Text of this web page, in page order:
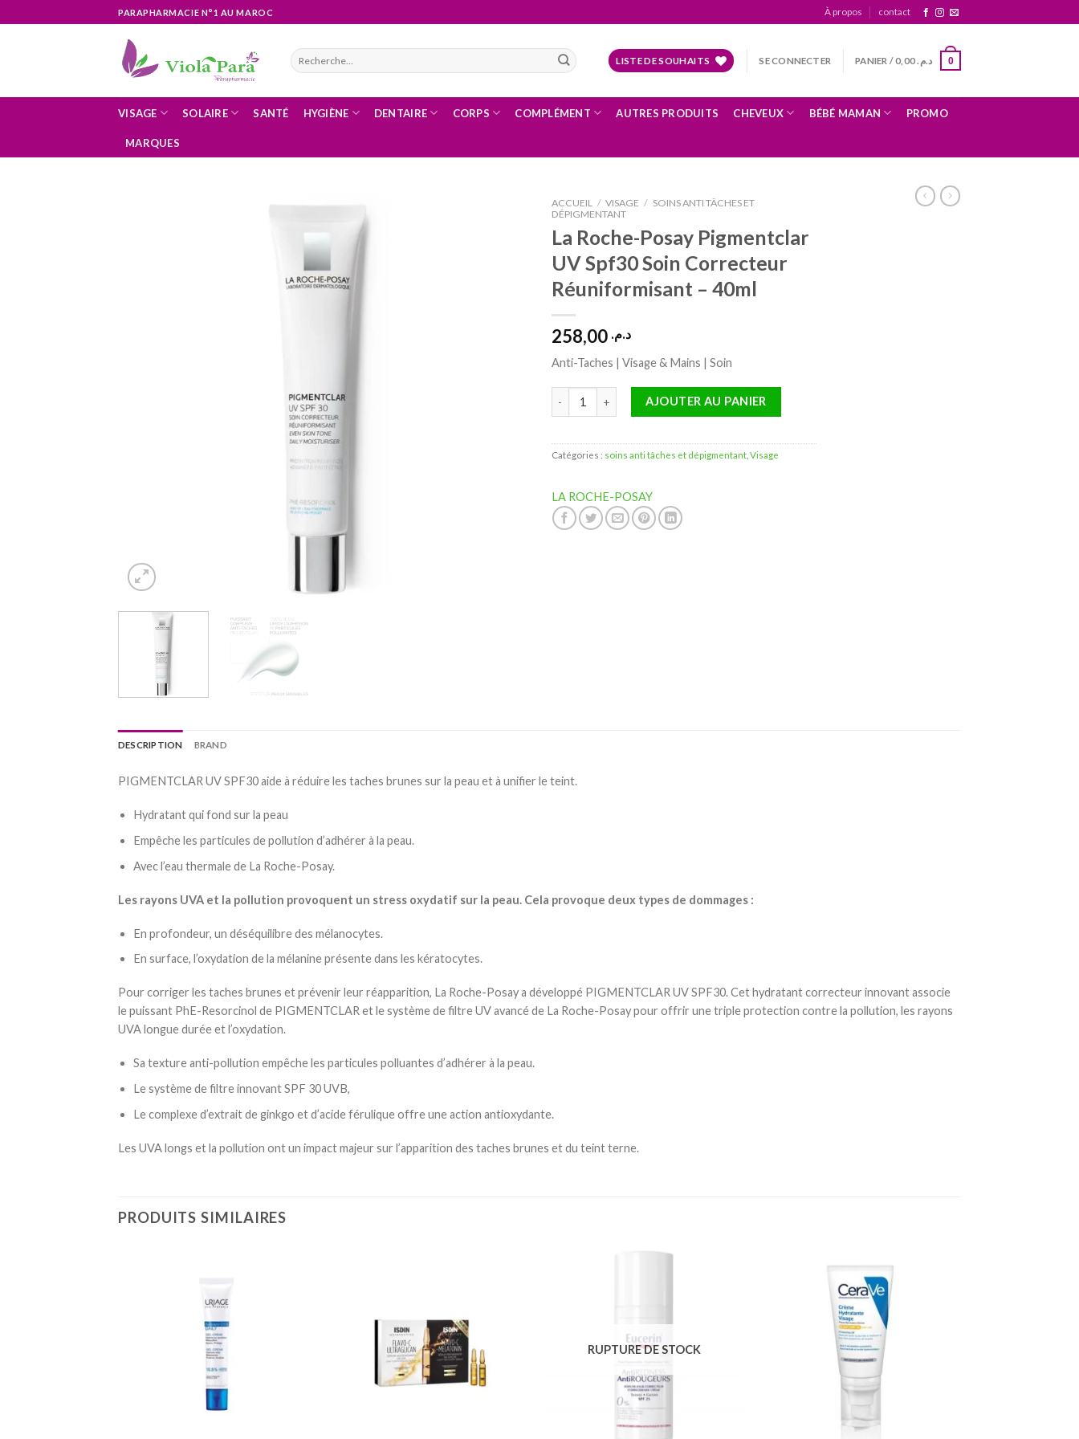
to
PARAPHARMACIE N°1 AU MAROC À propos contact
Recherche
pour :
LISTE DE SOUHAITS SE CONNECTER PANIER / د.م. 0
VISAGE SOLAIRE SANTÉ HYGIÈNE DENTAIRE CORPS COMPLÉMENT AUTRES PRODUITS CHEVEUX BÉBÉ MAMAN PROMO
MARQUES
ACCUEIL / VISAGE / SOINS ANTI TÂCHES ET
DÉPIGMENTANT
La Roche-Posay Pigmentclar
UV Spf30 Soin Correcteur
Réuniformisant – 40ml
د.م.
Anti-Taches | Visage & Mains | Soin
quantité de La Roche-Posay Pigmentclar UV Spf30 Soin Correcteur Réuniformisant – 40ml
AJOUTER AU PANIER
Catégories : soins anti tâches et dépigmentant Visage
LA ROCHE-POSAY
DESCRIPTION BRAND
PIGMENTCLAR UV SPF30 aide à réduire les taches brunes sur la peau et à unifier le teint.
Hydratant qui fond sur la peau
Empêche les particules de pollution d’adhérer à la peau.
Avec l’eau thermale de La Roche-Posay.
Les rayons UVA et la pollution provoquent un stress oxydatif sur la peau. Cela provoque deux types de dommages :
En profondeur, un déséquilibre des mélanocytes.
En surface, l’oxydation de la mélanine présente dans les kératocytes.
Pour corriger les taches brunes et prévenir leur réapparition, La Roche-Posay a développé PIGMENTCLAR UV SPF30. Cet hydratant correcteur innovant associe
le puissant PhE-Resorcinol de PIGMENTCLAR et le système de filtre UV avancé de La Roche-Posay pour offrir une triple protection contre la pollution, les rayons
UVA longue durée et l’oxydation.
Sa texture anti-pollution empêche les particules polluantes d’adhérer à la peau.
Le système de filtre innovant SPF 30 UVB,
Le complexe d’extrait de ginkgo et d’acide férulique offre une action antioxydante.
Les UVA longs et la pollution ont un impact majeur sur l’apparition des taches brunes et du teint terne.
PRODUITS SIMILAIRES
d’envies
RUPTURE DE STOCK